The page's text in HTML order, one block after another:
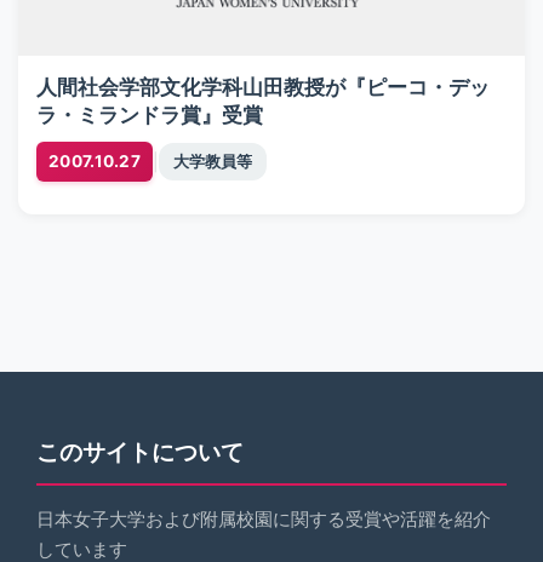
人間社会学部文化学科山田教授が『ピーコ・デッ
ラ・ミランドラ賞』受賞
2007.10.27 大学教員等
このサイトについて
日本女子大学および附属校園に関する受賞や活躍を紹介
しています